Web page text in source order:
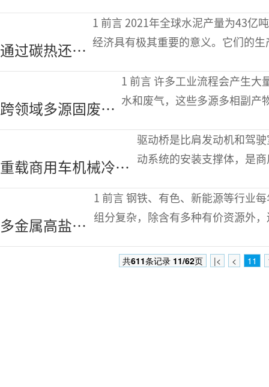
下低碳钢氧化
通过碳热还原
实现冶金废料
1 前言 2021年全球水泥产量为43亿吨，粗钢产量为19.5亿吨，这两种商品对全球
经济具有极其重要的意义。它们的
跨领域多源固废协
同资源化组合方案
1 前言 许多工业流程会产生大量多污染含铁、含碳固废，以及组分复杂的废
水和废气，这些多源多相副产
重载商用车机械冷胀
形桥壳用750MPa级
别ERW焊管钢产品的
开发
驱动桥是比肩发动机和驾
动系统的安装支撑体，是
冲压焊
多金属高盐固-
液废物协同资
1 前言 钢铁、有色、新能源等行业每年会产生超1亿吨多金属高盐固/液废物，其
组分复杂，除含有多种有价资源外
|< < 11
共611条记录 11/62页